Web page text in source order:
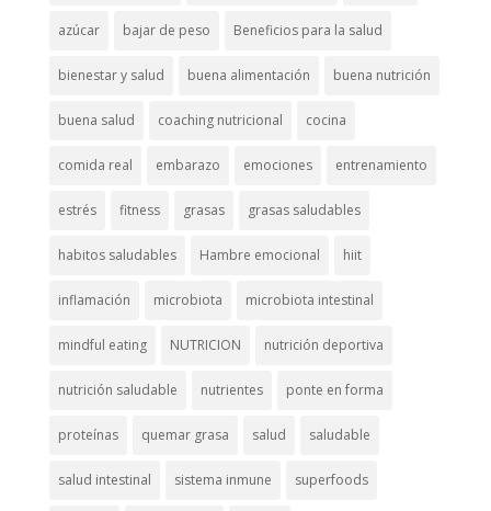
azúcar bajar de peso Beneficios para la salud
bienestar y salud buena alimentación buena nutrición
buena salud coaching nutricional cocina
comida real embarazo emociones entrenamiento
estrés fitness grasas grasas saludables
habitos saludables Hambre emocional hiit
inflamación microbiota microbiota intestinal
mindful eating NUTRICION nutrición deportiva
nutrición saludable nutrientes ponte en forma
proteínas quemar grasa salud saludable
salud intestinal sistema inmune superfoods